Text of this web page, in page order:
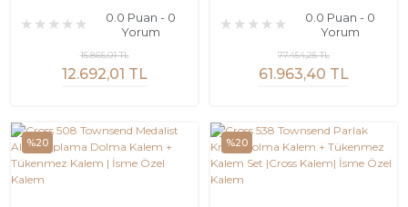
0.0 Puan - 0
Yorum
12.692,01 TL
15.865,01 TL
0.0 Puan - 0
Yorum
61.963,40 TL
77.454,25 TL
%20 %20